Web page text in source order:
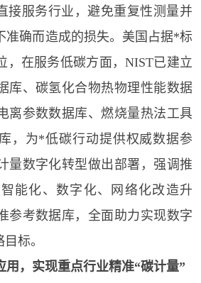
接服务行业，避免重复性测量并
准确而造成的损失。美国占据*标
，在服务低碳方面，NIST已建立
库、碳氢化合物热物理性能数据
离参数数据库、燃烧量热法工具
，为*低碳行动提供权威数据参
量数字化转型做出部署，强调推
能化、数字化、网络化改造升
参考数据库，全面助力实现数字
目标。
，实现重点行业精准“碳计量”